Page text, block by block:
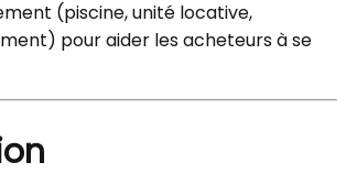
(piscine, unité locative,
pour aider les acheteurs à se